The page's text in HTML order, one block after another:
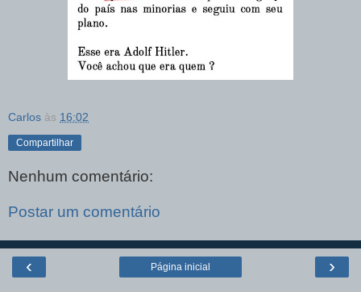
Carlos às 16:02
Compartilhar
Nenhum comentário:
Postar um comentário
‹ ›
Página inicial